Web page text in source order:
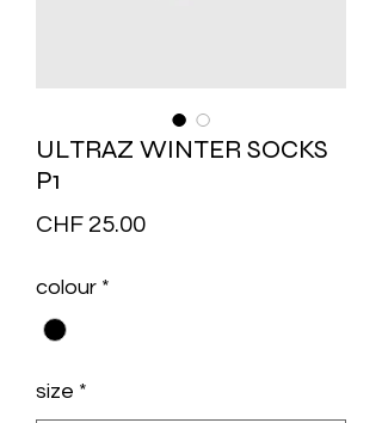
ULTRAZ WINTER SOCKS
P1
CHF 25.00Price
colour *
size *